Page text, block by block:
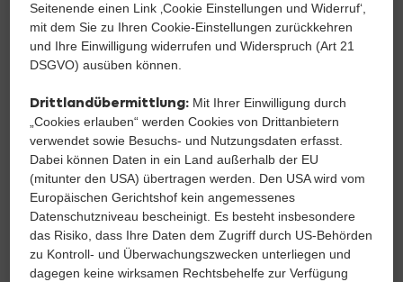
Genuss im Glas - Der Cocktailkurs
Donnerstag, 10. September • 17:00 Uhr
€ 6,99 Teilnahmegebühr
9
Okt Neusiedl am See
Seitenende einen Link ‚Cookie Einstellungen und Widerruf‘,
mit dem Sie zu Ihren Cookie-Einstellungen zurückkehren
und Ihre Einwilligung widerrufen und Widerspruch (Art 21
DSGVO) ausüben können.
Drittlandübermittlung: Mit Ihrer Einwilligung durch
„Cookies erlauben“ werden Cookies von Drittanbietern
verwendet sowie Besuchs- und Nutzungsdaten erfasst.
Dabei können Daten in ein Land außerhalb der EU
(mitunter den USA) übertragen werden. Den USA wird vom
Europäischen Gerichtshof kein angemessenes
Datenschutzniveau bescheinigt. Es besteht insbesondere
das Risiko, dass Ihre Daten dem Zugriff durch US-Behörden
zu Kontroll- und Überwachungszwecken unterliegen und
dagegen keine wirksamen Rechtsbehelfe zur Verfügung